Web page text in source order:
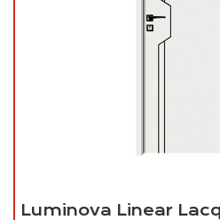
Luminova Linear